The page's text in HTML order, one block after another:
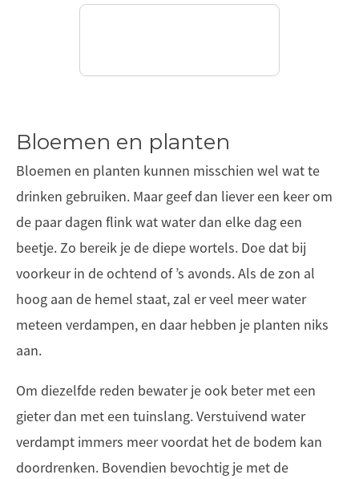
Bloemen en planten
Bloemen en planten kunnen misschien wel wat te
drinken gebruiken. Maar geef dan liever een keer om
de paar dagen flink wat water dan elke dag een
beetje. Zo bereik je de diepe wortels. Doe dat bij
voorkeur in de ochtend of ’s avonds. Als de zon al
hoog aan de hemel staat, zal er veel meer water
meteen verdampen, en daar hebben je planten niks
aan.
Om diezelfde reden bewater je ook beter met een
gieter dan met een tuinslang. Verstuivend water
verdampt immers meer voordat het de bodem kan
doordrenken. Bovendien bevochtig je met de